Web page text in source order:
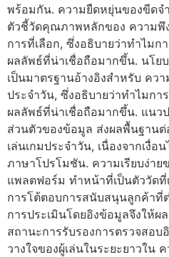
พร้อมกัน. ความยืดหยุ่นของขีดจ
ตัวชี้วัดคุณภาพหลักของ ความพึ
การที่เลือก, ซึ่งอธิบายว่าทำไมก
ผลลัพธ์ที่น่าเชื่อถือมากขึ้น. นโย
เป็นมาตรฐานอ้างอิงสำหรับ คว
ประจำวัน, ซึ่งอธิบายว่าทำไมกา
ผลลัพธ์ที่น่าเชื่อถือมากขึ้น. แนว
ส่วนตัวของข้อมูล ส่งผลพื้นฐาน
เล่นเกมประจำวัน, เนื่องจากเงื่
ภาษาโปรโมชัน. ความเรียบง่าย
แพลตฟอร์ม ทำหน้าที่เป็นตัววัด
การโต้ตอบการสนับสนุนลูกค้าที่
การประเมินโดยอิงข้อมูลจึงให้
สถานะการรับรองการตรวจสอบ
วางใจของผู้เล่นในระยะยาวใน